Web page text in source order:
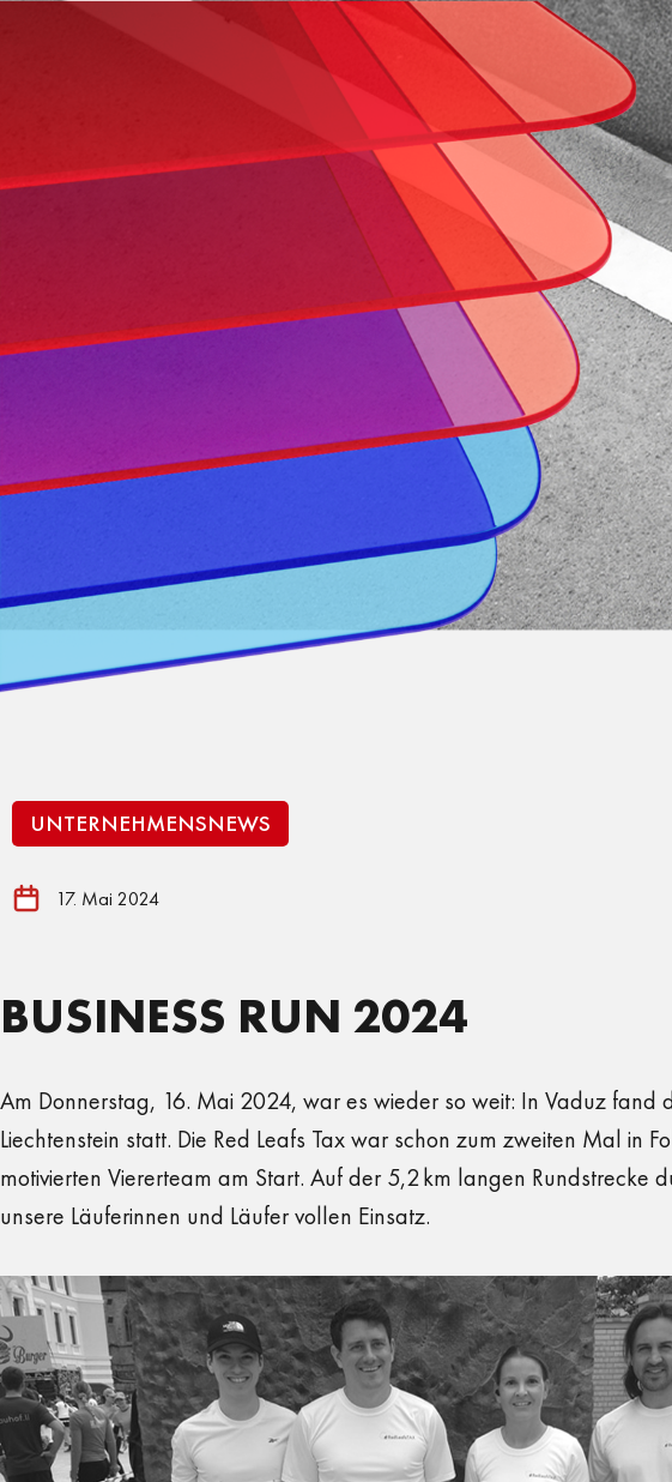
ÜBER UNS
UNTERNEHMENSNEWS
17. Mai 2024
BUSINESS RUN 2024
Am Donnerstag, 16. Mai 2024, war es wieder so weit: In Vaduz fand
Liechtenstein statt. Die Red Leafs Tax war schon zum zweiten Mal in
motivierten Viererteam am Start. Auf der 5,2 km langen Rundstrecke
unsere Läuferinnen und Läufer vollen Einsatz.